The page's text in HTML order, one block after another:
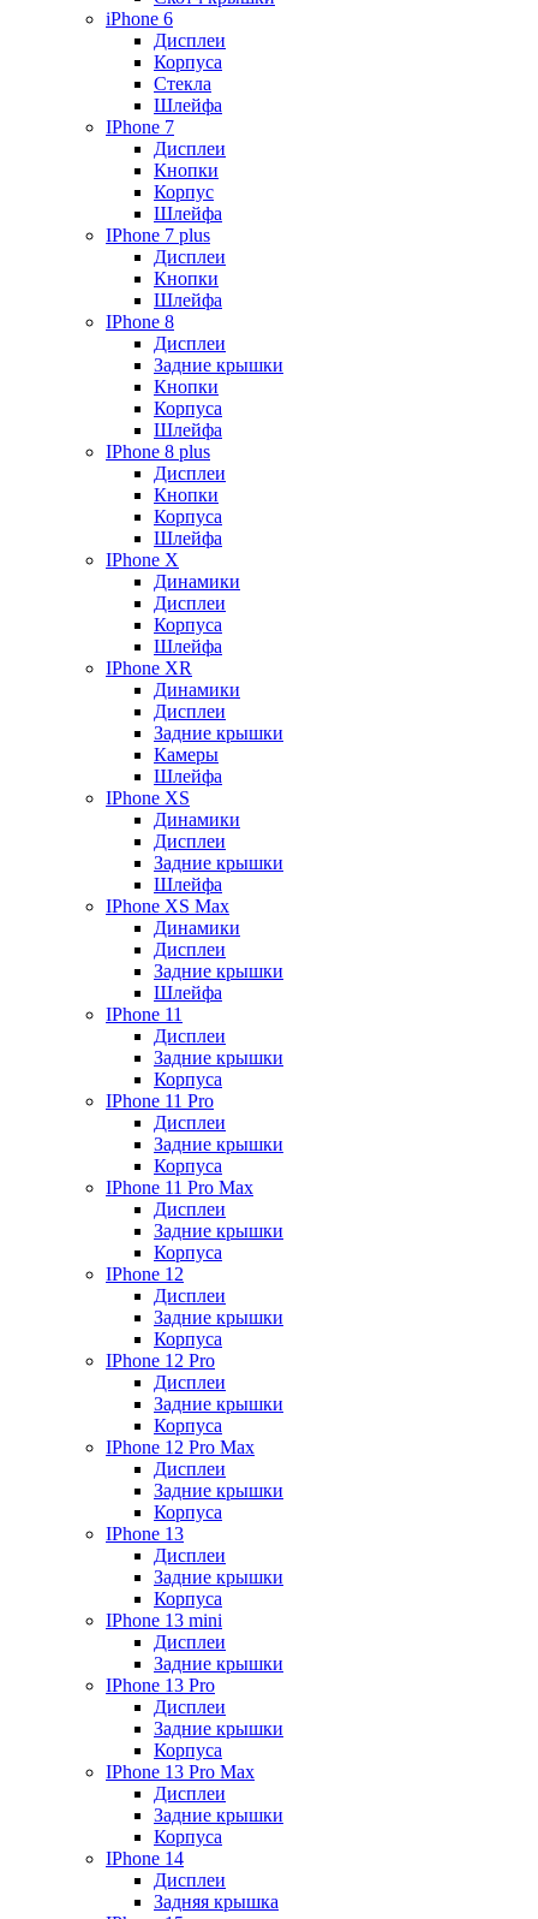
iPhone 6
Дисплеи
Корпуса
Стекла
Шлейфа
IPhone 7
Дисплеи
Кнопки
Корпус
Шлейфа
IPhone 7 plus
Дисплеи
Кнопки
Шлейфа
IPhone 8
Дисплеи
Задние крышки
Кнопки
Корпуса
Шлейфа
IPhone 8 plus
Дисплеи
Кнопки
Корпуса
Шлейфа
IPhone X
Динамики
Дисплеи
Корпуса
Шлейфа
IPhone XR
Динамики
Дисплеи
Задние крышки
Камеры
Шлейфа
IPhone XS
Динамики
Дисплеи
Задние крышки
Шлейфа
IPhone XS Max
Динамики
Дисплеи
Задние крышки
Шлейфа
IPhone 11
Дисплеи
Задние крышки
Корпуса
IPhone 11 Pro
Дисплеи
Задние крышки
Корпуса
IPhone 11 Pro Max
Дисплеи
Задние крышки
Корпуса
IPhone 12
Дисплеи
Задние крышки
Корпуса
IPhone 12 Pro
Дисплеи
Задние крышки
Корпуса
IPhone 12 Pro Max
Дисплеи
Задние крышки
Корпуса
IPhone 13
Дисплеи
Задние крышки
Корпуса
IPhone 13 mini
Дисплеи
Задние крышки
IPhone 13 Pro
Дисплеи
Задние крышки
Корпуса
IPhone 13 Pro Max
Дисплеи
Задние крышки
Корпуса
IPhone 14
Дисплеи
Задняя крышка